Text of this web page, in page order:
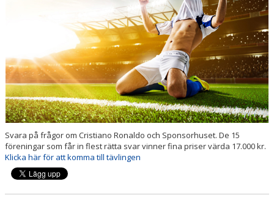
PRISER & TERMINSTIDER
FÖRENINGSKOLLEKTION
HYRA KGF-LOKALEN
SPONSORER
FRITIDSKORTET
Svara på frågor om Cristiano Ronaldo och Sponsorhuset. De 15
föreningar som får in flest rätta svar vinner fina priser värda 17.000 kr.
Klicka här för att komma till tävlingen